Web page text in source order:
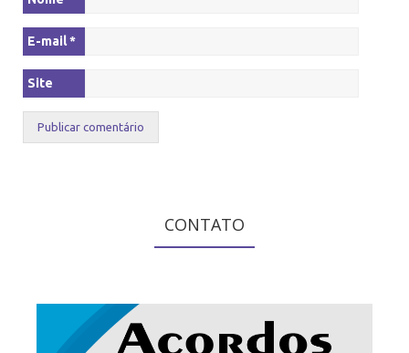
E-mail*
Site
CONTATO